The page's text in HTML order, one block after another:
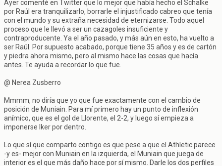
Ayer comenté en Twitter que lo mejor que había hecho el Schalke
por Raúl era tranquilizarlo, borrarle el injustificado cabreo que tenía
con el mundo y su extraña necesidad de eternizarse. Todo aquel
proceso que le llevó a ser un cazagoles insuficiente y
contraproducente. Ya el año pasado, y más aún en esto, ha vuelto a
ser Raúl. Por supuesto acabado, porque tiene 35 años y es de cartón
y piedra ahora mismo, pero al mismo hace las cosas que hacía
antes. Te ayuda a recordar lo que fue.
@ Nerea Zusberro
Mmmm, no diría que yo que fue exactamente con el cambio de
posición de Muniain. Para mí primero hay un punto de inflexión
anímico, que es el gol de Llorente, el 2-2, y luego sí empieza a
imponerse Iker por dentro.
Lo que sí que comparto contigo es que pese a que el Athletic parece
-y es- mejor con Muniain en la izquierda, el Muniain que juega de
interior es el que más daño hace por sí mismo. Darle los dos perfiles